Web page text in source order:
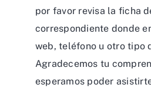
por favor revisa la ficha
correspondiente donde
web, teléfono u otro tipo
Agradecemos tu
esperamos poder